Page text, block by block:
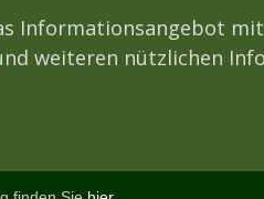
Informationsangebot mit
weiteren nützlichen